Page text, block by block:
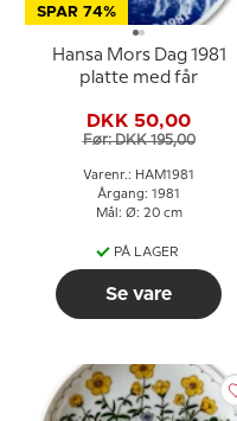
SPAR 74%
Hansa Mors Dag 1981
platte med får
DKK 50,00
Før: DKK 195,00
Varenr.: HAM1981
Årgang: 1981
Mål: Ø: 20 cm
PÅ LAGER
Se vare